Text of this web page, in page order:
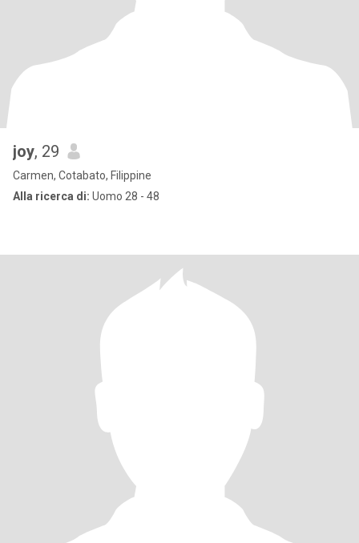
joy, 29
Carmen, Cotabato, Filippine
Alla ricerca di: Uomo 28 - 48